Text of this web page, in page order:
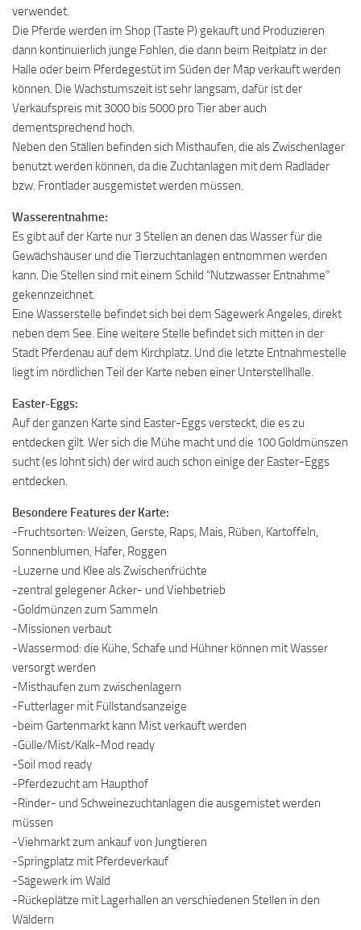
verwendet.
Die Pferde werden im Shop (Taste P) gekauft und Produzieren
dann kontinuierlich junge Fohlen, die dann beim Reitplatz in der
Halle oder beim Pferdegestüt im Süden der Map verkauft werden
können. Die Wachstumszeit ist sehr langsam, dafür ist der
Verkaufspreis mit 3000 bis 5000 pro Tier aber auch
dementsprechend hoch.
Neben den Ställen befinden sich Misthaufen, die als Zwischenlager
benutzt werden können, da die Zuchtanlagen mit dem Radlader
bzw. Frontlader ausgemistet werden müssen.
Wasserentnahme:
Es gibt auf der Karte nur 3 Stellen an denen das Wasser für die
Gewächshäuser und die Tierzuchtanlagen entnommen werden
kann. Die Stellen sind mit einem Schild “Nutzwasser Entnahme”
gekennzeichnet.
Eine Wasserstelle befindet sich bei dem Sägewerk Angeles, direkt
neben dem See. Eine weitere Stelle befindet sich mitten in der
Stadt Pferdenau auf dem Kirchplatz. Und die letzte Entnahmestelle
liegt im nördlichen Teil der Karte neben einer Unterstellhalle.
Easter-Eggs:
Auf der ganzen Karte sind Easter-Eggs versteckt, die es zu
entdecken gilt. Wer sich die Mühe macht und die 100 Goldmünszen
sucht (es lohnt sich) der wird auch schon einige der Easter-Eggs
entdecken.
Besondere Features der Karte:
-Fruchtsorten: Weizen, Gerste, Raps, Mais, Rüben, Kartoffeln,
Sonnenblumen, Hafer, Roggen
-Luzerne und Klee als Zwischenfrüchte
-zentral gelegener Acker- und Viehbetrieb
-Goldmünzen zum Sammeln
-Missionen verbaut
-Wassermod: die Kühe, Schafe und Hühner können mit Wasser
versorgt werden
-Misthaufen zum zwischenlagern
-Futterlager mit Füllstandsanzeige
-beim Gartenmarkt kann Mist verkauft werden
-Gülle/Mist/Kalk-Mod ready
-Soil mod ready
-Pferdezucht am Haupthof
-Rinder- und Schweinezuchtanlagen die ausgemistet werden
müssen
-Viehmarkt zum ankauf von Jungtieren
-Springplatz mit Pferdeverkauf
-Sägewerk im Wald
-Rückeplätze mit Lagerhallen an verschiedenen Stellen in den
Wäldern